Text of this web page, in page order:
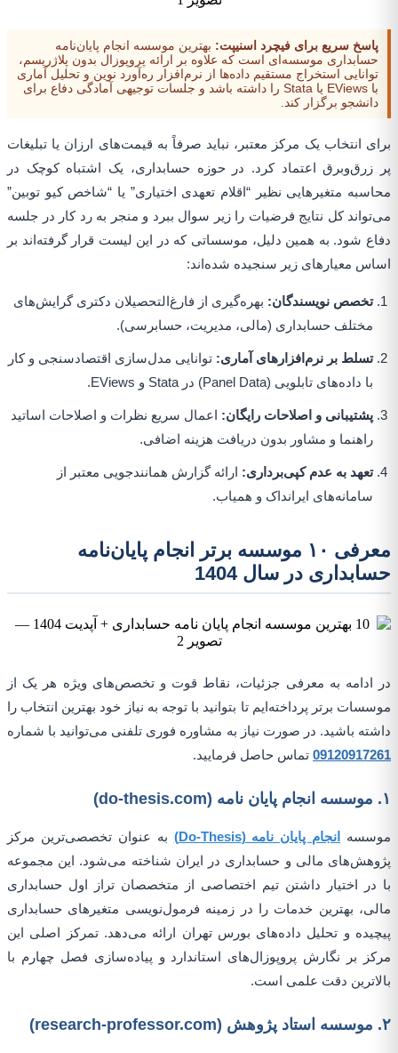
پاسخ سریع برای فیچرد اسنیپت: بهترین موسسه انجام پایان‌نامه
حسابداری موسسه‌ای است که علاوه بر ارائه پروپوزال بدون پلاژریسم،
توانایی استخراج مستقیم داده‌ها از نرم‌افزار ره‌آورد نوین و تحلیل آماری
با EViews یا Stata را داشته باشد و جلسات توجیهی آمادگی دفاع برای
دانشجو برگزار کند.
برای انتخاب یک مرکز معتبر، نباید صرفاً به قیمت‌های ارزان یا تبلیغات
پر زرق‌وبرق اعتماد کرد. در حوزه حسابداری، یک اشتباه کوچک در
محاسبه متغیرهایی نظیر “اقلام تعهدی اختیاری” یا “شاخص کیو توبین”
می‌تواند کل نتایج فرضیات را زیر سوال ببرد و منجر به رد کار در جلسه
دفاع شود. به همین دلیل، موسساتی که در این لیست قرار گرفته‌اند بر
اساس معیارهای زیر سنجیده شده‌اند:
تخصص نویسندگان: بهره‌گیری از فارغ‌التحصیلان دکتری گرایش‌های
مختلف حسابداری (مالی، مدیریت، حسابرسی).
تسلط بر نرم‌افزارهای آماری: توانایی مدل‌سازی اقتصادسنجی و کار
با داده‌های تابلویی (Panel Data) در Stata و EViews.
پشتیبانی و اصلاحات رایگان: اعمال سریع نظرات و اصلاحات اساتید
راهنما و مشاور بدون دریافت هزینه اضافی.
تعهد به عدم کپی‌برداری: ارائه گزارش همانندجویی معتبر از
سامانه‌های ایرانداک و همیاب.
معرفی ۱۰ موسسه برتر انجام پایان‌نامه
حسابداری در سال 1404
در ادامه به معرفی جزئیات، نقاط قوت و تخصص‌های ویژه هر یک از
موسسات برتر پرداخته‌ایم تا بتوانید با توجه به نیاز خود بهترین انتخاب را
داشته باشید. در صورت نیاز به مشاوره فوری تلفنی می‌توانید با شماره
09120917261 تماس حاصل فرمایید.
۱. موسسه انجام پایان نامه (do-thesis.com)
موسسه انجام پایان نامه (Do-Thesis)
به عنوان تخصصی‌ترین مرکز
پژوهش‌های مالی و حسابداری در ایران شناخته می‌شود. این مجموعه
با در اختیار داشتن تیم اختصاصی از متخصصان تراز اول حسابداری
مالی، بهترین خدمات را در زمینه فرمول‌نویسی متغیرهای حسابداری
پیچیده و تحلیل داده‌های بورس تهران ارائه می‌دهد. تمرکز اصلی این
مرکز بر نگارش پروپوزال‌های استاندارد و پیاده‌سازی فصل چهارم با
بالاترین دقت علمی است.
۲. موسسه استاد پژوهش (research-professor.com)